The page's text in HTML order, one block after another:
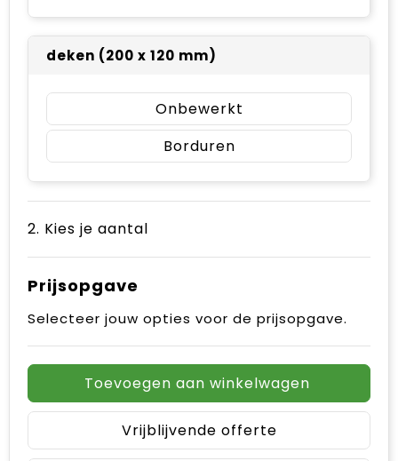
deken (200 x 120 mm)
Onbewerkt
Borduren
2. Kies je aantal
Prijsopgave
Selecteer jouw opties voor de prijsopgave.
Toevoegen aan winkelwagen
Vrijblijvende offerte